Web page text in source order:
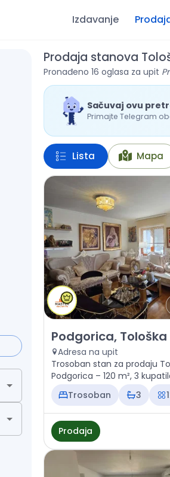
Izdavanje
Prodaja stanova
Pronađeno 16 oglasa za upit
Sačuvaj ovu
Primajte Telegram
Lista Mapa
Prodaja - Stan Podgorica,
Podgorica,
Adresa na upit
Trosoban stan za prodaju
Podgorica – 120 m², 3
420.000 €
Trosoban 3
Prodaja